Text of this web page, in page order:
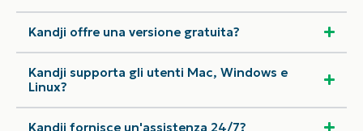
Kandji offre una versione gratuita?
Kandji supporta gli utenti Mac, Windows e
Linux?
Kandji fornisce un'assistenza 24/7?